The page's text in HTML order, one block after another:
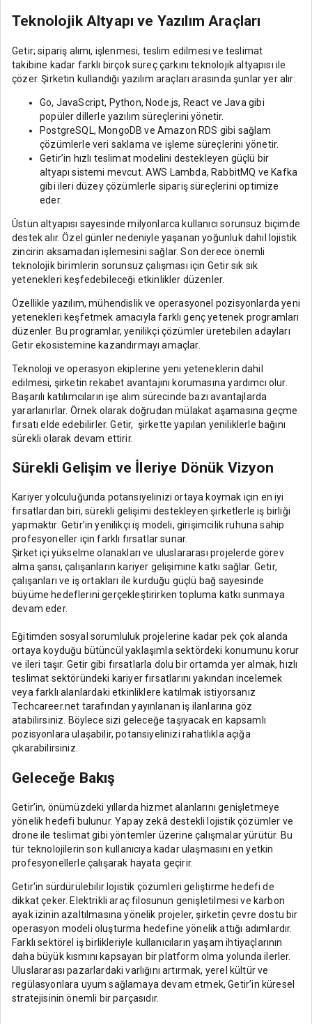
Teknolojik Altyapı ve Yazılım Araçları
Getir; sipariş alımı, işlenmesi, teslim edilmesi ve teslimat
takibine kadar farklı birçok süreç çarkını teknolojik altyapısı ile
çözer. Şirketin kullandığı yazılım araçları arasında şunlar yer alır:
Go, JavaScript, Python, Node.js, React ve Java gibi
popüler dillerle yazılım süreçlerini yönetir.
PostgreSQL, MongoDB ve Amazon RDS gibi sağlam
çözümlerle veri saklama ve işleme süreçlerini yönetir.
Getir’in hızlı teslimat modelini destekleyen güçlü bir
altyapı sistemi mevcut. AWS Lambda, RabbitMQ ve Kafka
gibi ileri düzey çözümlerle sipariş süreçlerini optimize
eder.
Üstün altyapısı sayesinde milyonlarca kullanıcı sorunsuz biçimde
destek alır. Özel günler nedeniyle yaşanan yoğunluk dahil lojistik
zincirin aksamadan işlemesini sağlar. Son derece önemli
teknolojik birimlerin sorunsuz çalışması için Getir sık sık
yetenekleri keşfedebileceği etkinlikler düzenler.
Özellikle yazılım, mühendislik ve operasyonel pozisyonlarda yeni
yetenekleri keşfetmek amacıyla farklı genç yetenek programları
düzenler. Bu programlar, yenilikçi çözümler üretebilen adayları
Getir ekosistemine kazandırmayı amaçlar.
Teknoloji ve operasyon ekiplerine yeni yeteneklerin dahil
edilmesi, şirketin rekabet avantajını korumasına yardımcı olur.
Başarılı katılımcıların işe alım sürecinde bazı avantajlarda
yararlanırlar. Örnek olarak doğrudan mülakat aşamasına geçme
fırsatı elde edebilirler. Getir, şirkette yapılan yeniliklerle bağını
sürekli olarak devam ettirir.
Sürekli Gelişim ve İleriye Dönük Vizyon
Kariyer yolculuğunda potansiyelinizi ortaya koymak için en iyi
fırsatlardan biri, sürekli gelişimi destekleyen şirketlerle iş birliği
yapmaktır. Getir’in yenilikçi iş modeli, girişimcilik ruhuna sahip
profesyoneller için farklı fırsatlar sunar.
Şirket içi yükselme olanakları ve uluslararası projelerde görev
alma şansı, çalışanların kariyer gelişimine katkı sağlar. Getir,
çalışanları ve iş ortakları ile kurduğu güçlü bağ sayesinde
büyüme hedeflerini gerçekleştirirken topluma katkı sunmaya
devam eder.
Eğitimden sosyal sorumluluk projelerine kadar pek çok alanda
ortaya koyduğu bütüncül yaklaşımla sektördeki konumunu korur
ve ileri taşır. Getir gibi fırsatlarla dolu bir ortamda yer almak, hızlı
teslimat sektöründeki kariyer fırsatlarını yakından incelemek
veya farklı alanlardaki etkinliklere katılmak istiyorsanız
Techcareer.net tarafından yayınlanan iş ilanlarına göz
atabilirsiniz. Böylece sizi geleceğe taşıyacak en kapsamlı
pozisyonlara ulaşabilir, potansiyelinizi rahatlıkla açığa
çıkarabilirsiniz.
Geleceğe Bakış
Getir’in, önümüzdeki yıllarda hizmet alanlarını genişletmeye
yönelik hedefi bulunur. Yapay zekâ destekli lojistik çözümler ve
drone ile teslimat gibi yöntemler üzerine çalışmalar yürütür. Bu
tür teknolojilerin son kullanıcıya kadar ulaşmasını en yetkin
profesyonellerle çalışarak hayata geçirir.
Getir'in sürdürülebilir lojistik çözümleri geliştirme hedefi de
dikkat çeker. Elektrikli araç filosunun genişletilmesi ve karbon
ayak izinin azaltılmasına yönelik projeler, şirketin çevre dostu bir
operasyon modeli oluşturma hedefine yönelik attığı adımlardır.
Farklı sektörel iş birlikleriyle kullanıcıların yaşam ihtiyaçlarının
daha büyük kısmını kapsayan bir platform olma yolunda ilerler.
Uluslararası pazarlardaki varlığını artırmak, yerel kültür ve
regülasyonlara uyum sağlamaya devam etmek, Getir’in küresel
stratejisinin önemli bir parçasıdır.